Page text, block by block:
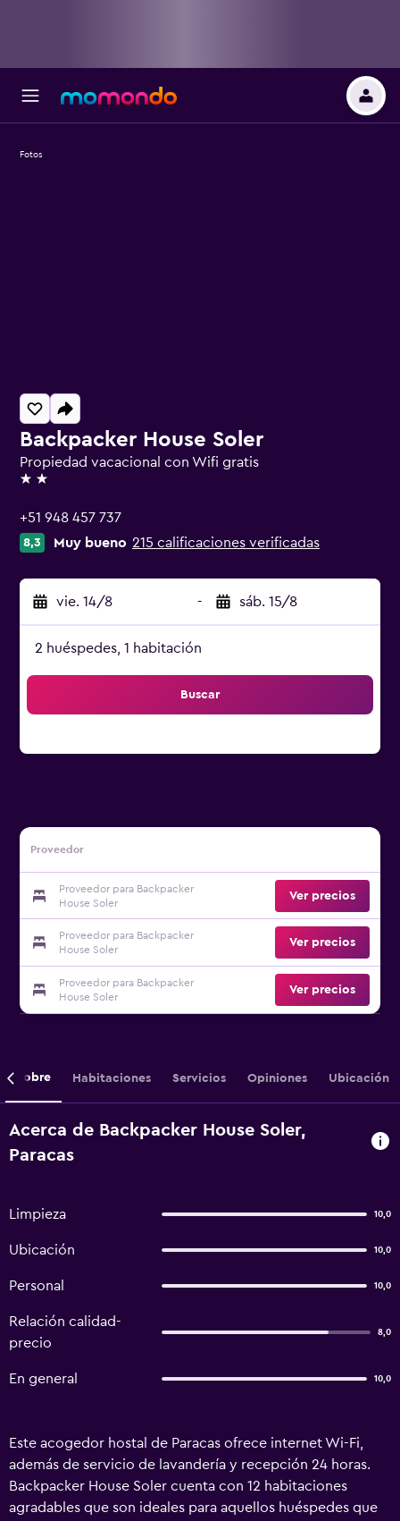
Backpacker House Soler
Propiedad vacacional con Wifi gratis
2 estrellas
+51 948 457 737
8,3 Muy bueno 215 calificaciones verificadas
vie. 14/8 - sáb. 15/8
2 huéspedes, 1 habitación
Buscar
Proveedor
Proveedor para Backpacker
House Soler
Ver precios
Proveedor para Backpacker
House Soler
Ver precios
Proveedor para Backpacker
House Soler
Ver precios
Fotos
Sobre Habitaciones Servicios Opiniones Ubicación
Acerca de Backpacker House Soler,
Paracas
Limpieza 10,0
Ubicación 10,0
Personal 10,0
Relación calidad-
precio
8,0
En general 10,0
Este acogedor hostal de Paracas ofrece internet Wi-Fi,
además de servicio de lavandería y recepción 24 horas.
Backpacker House Soler cuenta con 12 habitaciones
agradables que son ideales para aquellos huéspedes que